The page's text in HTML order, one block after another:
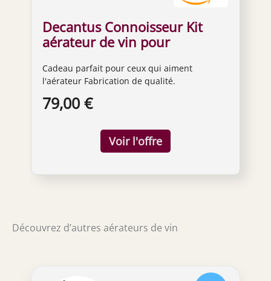
Decantus Connoisseur Kit
aérateur de vin pour
Cadeau parfait pour ceux qui aiment
l'aérateur Fabrication de qualité.
79,00 €
Découvrez d’autres aérateurs de vin